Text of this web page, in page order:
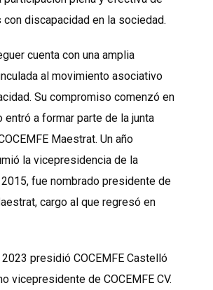
con discapacidad en la sociedad.
cuenta con una amplia
al movimiento asociativo
Su compromiso comenzó en
entró a formar parte de la junta
Maestrat. Un año
la vicepresidencia de la
fue nombrado presidente de
cargo al que regresó en
presidió COCEMFE Castelló
vicepresidente de COCEMFE CV.